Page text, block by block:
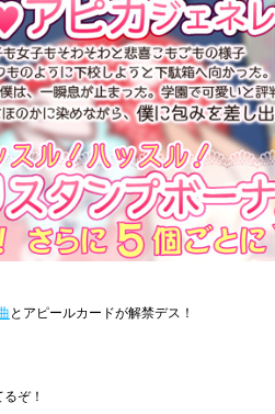
とアピールカードが解禁デス！
ぞ！